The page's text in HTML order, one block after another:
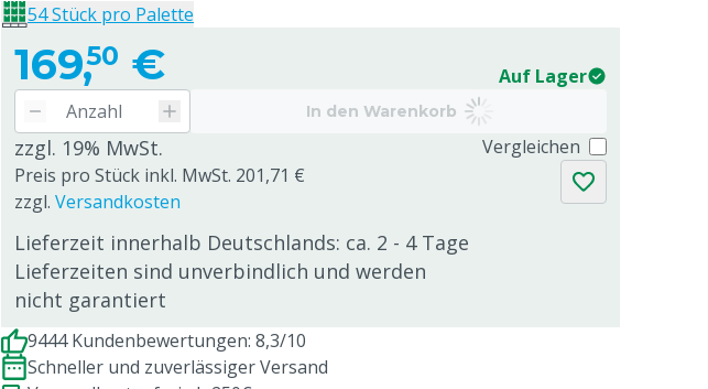
169,50 € Auf Lager
In den Warenkorb
zzgl. 19% MwSt.
Preis pro Stück inkl. MwSt. 201,71 €
zzgl. Versandkosten
Lieferzeit innerhalb Deutschlands: ca. 2 - 4 Tage
Lieferzeiten sind unverbindlich und werden
nicht garantiert
Vergleichen
54 Stück pro Palette
9444 Kundenbewertungen: 8,3/10
Schneller und zuverlässiger Versand